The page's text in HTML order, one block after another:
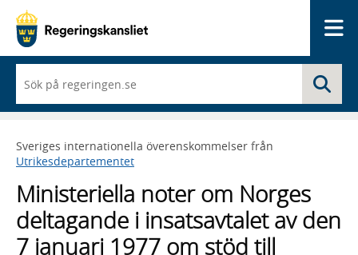
du
börjar
skriva
framträder
en
med
sökförslag
Sveriges internationella överenskommelser från
Utrikesdepartementet
Ministeriella noter om Norges
deltagande i insatsavtalet av den
7 januari 1977 om stöd till